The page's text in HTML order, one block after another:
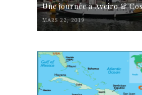
Une journée à Aveiro &
MARS 22, 2019